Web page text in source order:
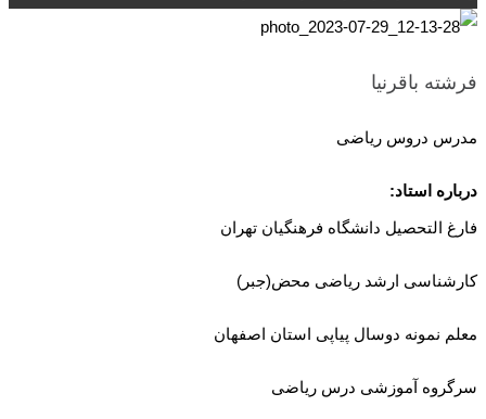
فرشته باقرنیا
مدرس دروس ریاضی
درباره استاد:
فارغ التحصیل دانشگاه فرهنگیان تهران
کارشناسی ارشد ریاضی محض(جبر)
معلم نمونه دوسال پیاپی استان اصفهان
سرگروه آموزشی درس ریاضی